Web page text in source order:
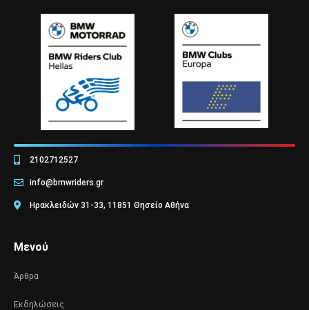
2102712527
info@bmwriders.gr
Ηρακλειδών 31-33, 11851 Θησείο Αθήνα
Μενού
Άρθρα
Εκδηλώσεις